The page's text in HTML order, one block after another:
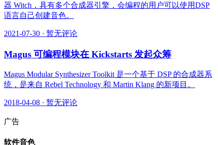
器 Witch，具有多个合成器引擎，会编程的用户可以使用DSP
语言自己创建音色。
2021-07-30 · 暂无评论
Magus 可编程模块在 Kickstarts 发起众筹
Magus Modular Synthesizer Toolkit 是一个基于 DSP 的合成器系
统，是来自 Rebel Technology 和 Martin Klang 的新项目。
2018-04-08 · 暂无评论
广告
软件音色